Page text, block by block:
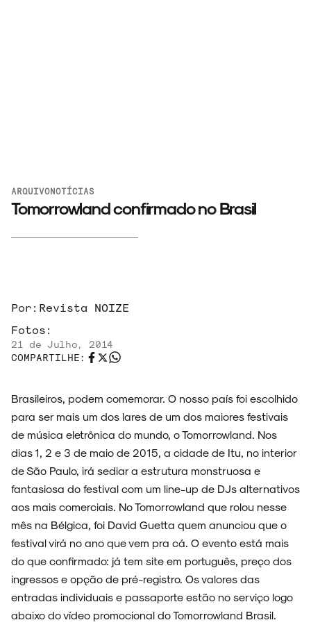
ENTREVISTAS
ESPECIAIS
FAIXA A FAIXA
ARQUIVONOTÍCIAS
Tomorrowland confirmado no Brasil
Por: Revista NOIZE
Fotos:
21 de Julho, 2014
COMPARTILHE:
Brasileiros, podem comemorar. O nosso país foi escolhido
para ser mais um dos lares de um dos maiores festivais
de música eletrônica do mundo, o Tomorrowland. Nos
dias 1, 2 e 3 de maio de 2015, a cidade de Itu, no interior
de São Paulo, irá sediar a estrutura monstruosa e
fantasiosa do festival com um line-up de DJs alternativos
aos mais comerciais. No Tomorrowland que rolou nesse
mês na Bélgica, foi David Guetta quem anunciou que o
festival virá no ano que vem pra cá. O evento está mais
do que confirmado: já tem site em português, preço dos
ingressos e opção de pré-registro. Os valores das
entradas individuais e passaporte estão no serviço logo
abaixo do vídeo promocional do Tomorrowland Brasil.